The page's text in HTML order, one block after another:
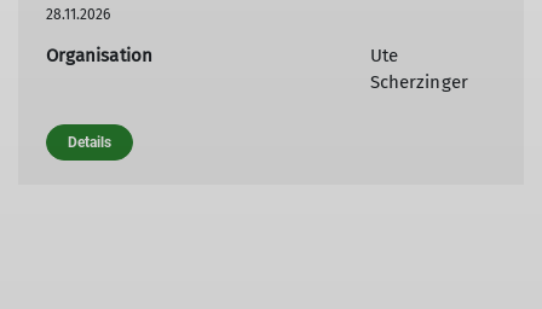
28.11.2026
Organisation
Ute
Scherzinger
Details